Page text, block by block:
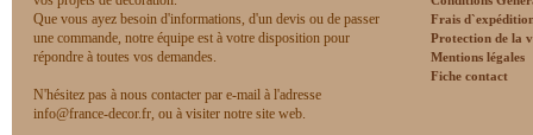
Que vous ayez besoin d'informations, d'un devis ou de passer
une commande, notre équipe est à votre disposition pour
répondre à toutes vos demandes.
N'hésitez pas à nous contacter par e-mail à l'adresse
info@france-decor.fr, ou à visiter notre site web.
Frais
Protection de la
Mentions légales
Fiche contact